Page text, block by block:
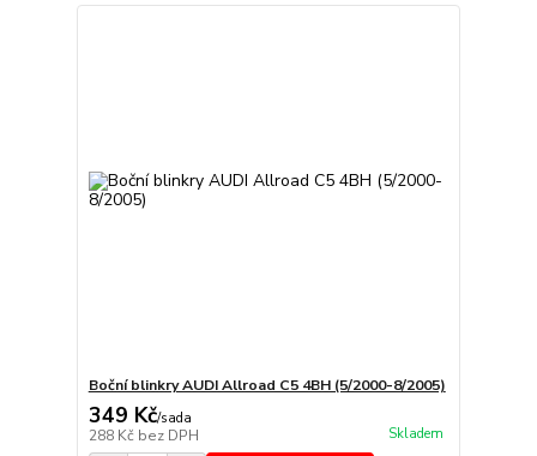
Boční blinkry AUDI Allroad C5 4BH (5/2000-8/2005)
349 Kč/sada
288 Kč bez DPH Skladem